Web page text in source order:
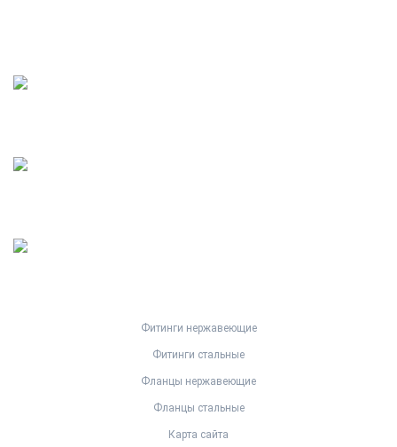
Фитинги нержавеющие
Фитинги стальные
Фланцы нержавеющие
Фланцы стальные
Карта сайта